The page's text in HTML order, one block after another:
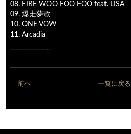
08. FIRE WOO FOO FOO feat. LISA
09. 爆走夢歌
10. ONE VOW
11. Arcadia
----------------
前へ 一覧に戻る